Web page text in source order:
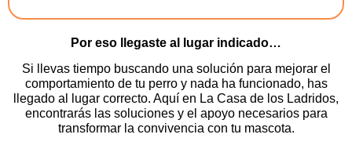
Por eso llegaste al lugar indicado…
Si llevas tiempo buscando una solución para mejorar el
comportamiento de tu perro y nada ha funcionado, has
llegado al lugar correcto. Aquí en La Casa de los Ladridos,
encontrarás las soluciones y el apoyo necesarios para
transformar la convivencia con tu mascota.